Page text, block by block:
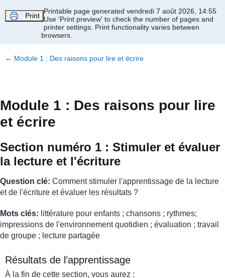
Print
Printable page generated vendredi 7 août 2026, 14:55
Use 'Print preview' to check the number of pages and
printer settings. Print functionality varies between
browsers.
← Module 1 : Des raisons pour lire et écrire
Module 1 : Des raisons pour lire
et écrire
Section numéro 1 : Stimuler et évaluer
la lecture et l'écriture
Question clé: Comment stimuler l'apprentissage de la lecture
et de l'écriture et évaluer les résultats ?
Mots clés: littérature pour enfants ; chansons ; rythmes;
impressions de l'environnement quotidien ; évaluation ; travail
de groupe ; lecture partagée
Résultats de l’apprentissage
À la fin de cette section, vous aurez :